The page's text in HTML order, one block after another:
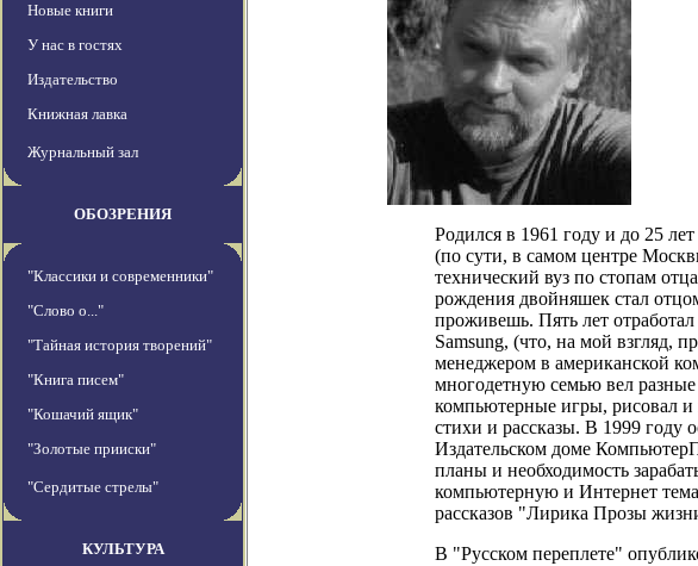
Новые книги
У нас в гостях
Издательство
Книжная лавка
Журнальный зал
ОБОЗРЕНИЯ
"Классики и современники"
"Слово о..."
"Тайная история творений"
"Книга писем"
"Кошачий ящик"
"Золотые прииски"
"Сердитые стрелы"
КУЛЬТУРА
Родился в 1961 году и до 25
(по сути, в самом центре
технический вуз по стопам
рождения двойняшек стал
проживешь. Пять лет
Samsung, (что, на мой взгляд,
менеджером в американской
многодетную семью вел
компьютерные игры, рисовал и
стихи и рассказы. В 1999 году
Издательском доме
планы и необходимость
компьютерную и Интернет
рассказов "Лирика Прозы
В "Русском переплете"